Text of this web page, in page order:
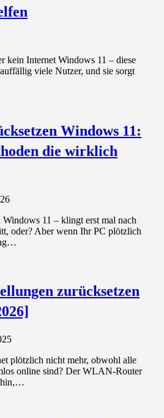
kein Internet Windows 11 – diese
viele Nutzer, und sie sorgt
Windows 11:
die wirklich
11 – klingt erst mal nach
oder? Aber wenn Ihr PC plötzlich
zurücksetzen
plötzlich nicht mehr, obwohl alle
online sind? Der WLAN-Router
hin,…